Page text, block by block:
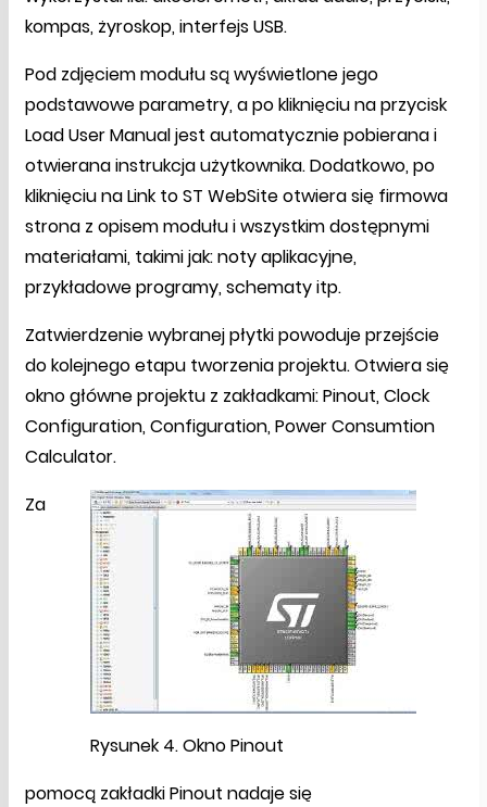
kompas, żyroskop, interfejs USB.
Pod zdjęciem modułu są wyświetlone jego
podstawowe parametry, a po kliknięciu na przycisk
Load User Manual jest automatycznie pobierana i
otwierana instrukcja użytkownika. Dodatkowo, po
kliknięciu na Link to ST WebSite otwiera się firmowa
strona z opisem modułu i wszystkim dostępnymi
materiałami, takimi jak: noty aplikacyjne,
przykładowe programy, schematy itp.
Zatwierdzenie wybranej płytki powoduje przejście
do kolejnego etapu tworzenia projektu. Otwiera się
okno główne projektu z zakładkami: Pinout, Clock
Configuration, Configuration, Power Consumtion
Calculator.
Rysunek 4. Okno Pinout
Za
pomocą zakładki Pinout nadaje się